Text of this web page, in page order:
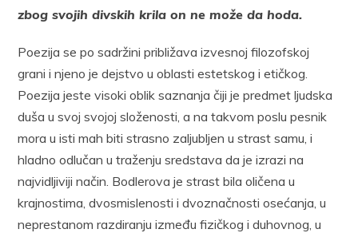
zbog svojih divskih krila on ne može da hoda.
Poezija se po sadržini približava izvesnoj filozofskoj
grani i njeno je dejstvo u oblasti estetskog i etičkog.
Poezija jeste visoki oblik saznanja čiji je predmet ljudska
duša u svoj svojoj složenosti, a na takvom poslu pesnik
mora u isti mah biti strasno zaljubljen u strast samu, i
hladno odlučan u traženju sredstava da je izrazi na
najvidljiviji način. Bodlerova je strast bila oličena u
krajnostima, dvosmislenosti i dvoznačnosti osećanja, u
neprestanom razdiranju između fizičkog i duhovnog, u